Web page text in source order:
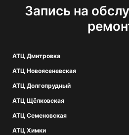
Запись на
АТЦ Дмитровка
АТЦ Новоясеневская
АТЦ Долгопрудный
АТЦ Щёлковская
АТЦ Семеновская
АТЦ Химки